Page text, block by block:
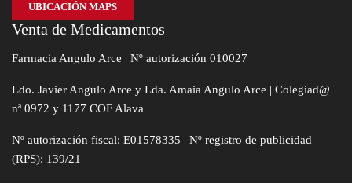
UBICACIÓN MAPS
Venta de Medicamentos
Farmacia Angulo Arce | Nº autorización 010027
Ldo. Javier Angulo Arce y Lda. Amaia Angulo Arce | Colegiad@
nª 0972 y 1177 COF Alava
Nº autorización fiscal: E01578335 | Nº registro de publicidad
(RPS): 139/21